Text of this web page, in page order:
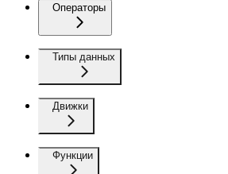
Операторы
Типы данных
Движки
Функции